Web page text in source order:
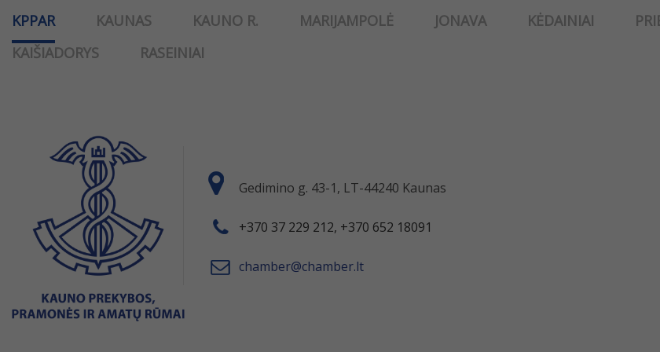
KPPAR KAUNAS KAUNO R. MARIJAMPOLĖ JONAVA KĖDAINIAI
KAIŠIADORYS
RASEINIAI
Gedimino g. 43-1, LT-44240 Kaunas
+370 37 229 212, +370 652 18091
chamber@chamber.lt